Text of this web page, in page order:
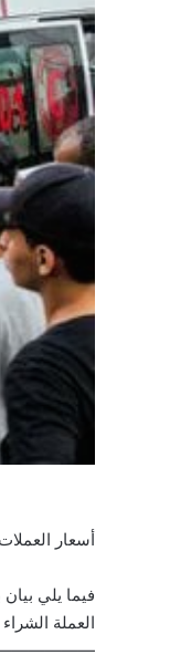
أسعار
فيما يلي
العملة الشراء